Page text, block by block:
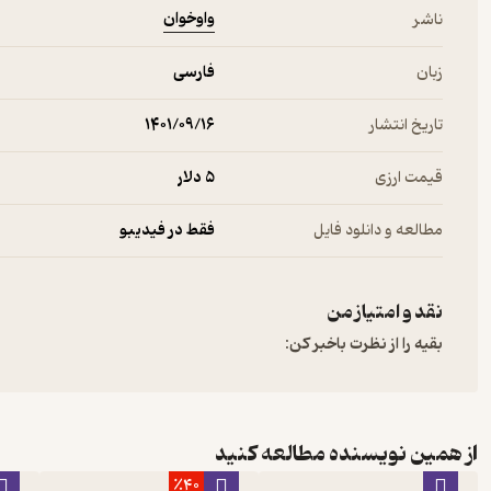
ناشر واوخوان
زبان فارسی
تاریخ انتشار ۱۴۰۱/۰۹/۱۶
قیمت ارزی 5 دلار
مطالعه و دانلود فایل فقط در فیدیبو
نقد و امتیاز من
بقیه را از نظرت باخبر کن:
از همین نویسنده مطالعه کنید
٪40